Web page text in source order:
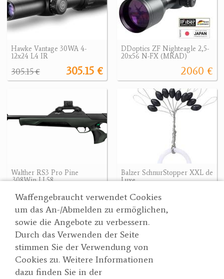
Waffengebraucht verwendet Cookies
um das An-/Abmelden zu ermöglichen,
sowie die Angebote zu verbessern.
Durch das Verwenden der Seite
stimmen Sie der Verwendung von
Cookies zu. Weitere Informationen
dazu finden Sie in der
Hawke Vantage 30WA 4-
12x24 L4 IR
305.15 €
305.15 €
DDoptics ZF Nighteagle 2,5-
20x56 N-FX (MRAD)
2060 €
Walther RS3 Pro Pine
.308Win LL58
3990 €
Balzer SchnurStopper XXL de
Luxe
Suche
Partner
AGBs
Datenschutzerklärung
Wertgarner 1820
Jagd & SporthandelsgmbH
Dr. Karl-Renner-Straße 48